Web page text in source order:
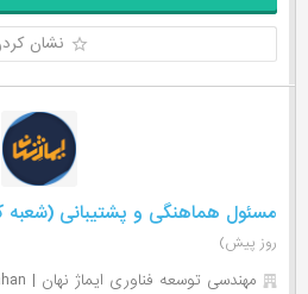
نشان
مسئول هماهنگی و پشتیبانی (شعبه‌‌
روز پیش)
مهندسی توسعه فناوری ایماژ نهان | Image Nahan